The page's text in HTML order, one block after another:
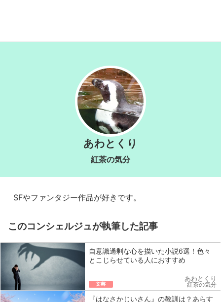
あわとくり
紅茶の気分
SFやファンタジー作品が好きです。
このコンシェルジュが執筆した記事
自意識過剰な心を描いた小説6選！色々
とこじらせている人におすすめ
文芸
あわとくり
紅茶の気分
『はなさかじいさん』の教訓は？あらす